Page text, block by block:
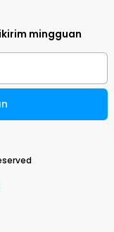
mingguan